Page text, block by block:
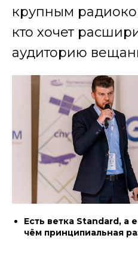
крупным
кто хочет
аудиторию
Есть ветка Standard, а
чём принципиальная